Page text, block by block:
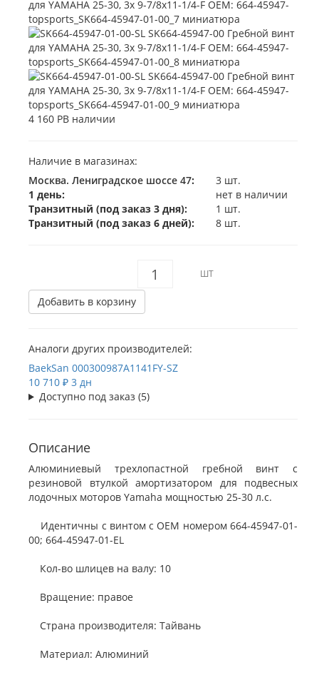
4 160 РВ наличии
Наличие в магазинах:
Москва. Лениградское шоссе 47:
3 шт.
1 день:
нет в наличии
Транзитный (под заказ 3 дня):
1 шт.
Транзитный (под заказ 6 дней):
8 шт.
ШТ
Добавить в корзину
Аналоги других производителей:
BaekSan 000300987A1141FY-SZ
10 710 ₽ 3 дн
Доступно под заказ (5)
Описание
Алюминиевый трехлопастной гребной винт с
резиновой втулкой амортизатором для подвесных
лодочных моторов Yamaha мощностью 25-30 л.с.
Идентичны с винтом с OEM номером 664-45947-01-
00; 664-45947-01-EL
Кол-во шлицев на валу: 10
Вращение: правое
Страна производителя: Тайвань
Материал: Алюминий